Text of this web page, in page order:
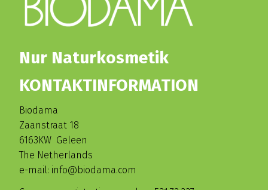
Nur Naturkosmetik
KONTAKTINFORMATION
Biodama
Zaanstraat 18
6163KW Geleen
The Netherlands
e-mail: info@biodama.com